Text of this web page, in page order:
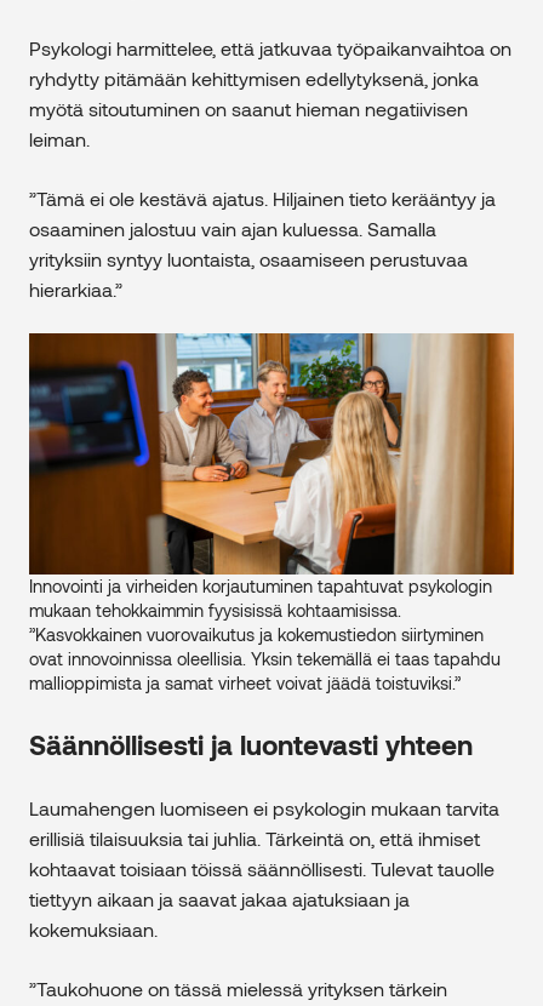
Psykologi harmittelee, että jatkuvaa työpaikanvaihtoa on
ryhdytty pitämään kehittymisen edellytyksenä, jonka
myötä sitoutuminen on saanut hieman negatiivisen
leiman.
”Tämä ei ole kestävä ajatus. Hiljainen tieto kerääntyy ja
osaaminen jalostuu vain ajan kuluessa. Samalla
yrityksiin syntyy luontaista, osaamiseen perustuvaa
hierarkiaa.”
Innovointi ja virheiden korjautuminen tapahtuvat psykologin
mukaan tehokkaimmin fyysisissä kohtaamisissa.
”Kasvokkainen vuorovaikutus ja kokemustiedon siirtyminen
ovat innovoinnissa oleellisia. Yksin tekemällä ei taas tapahdu
mallioppimista ja samat virheet voivat jäädä toistuviksi.”
Säännöllisesti ja luontevasti yhteen
Laumahengen luomiseen ei psykologin mukaan tarvita
erillisiä tilaisuuksia tai juhlia. Tärkeintä on, että ihmiset
kohtaavat toisiaan töissä säännöllisesti. Tulevat tauolle
tiettyyn aikaan ja saavat jakaa ajatuksiaan ja
kokemuksiaan.
”Taukohuone on tässä mielessä yrityksen tärkein